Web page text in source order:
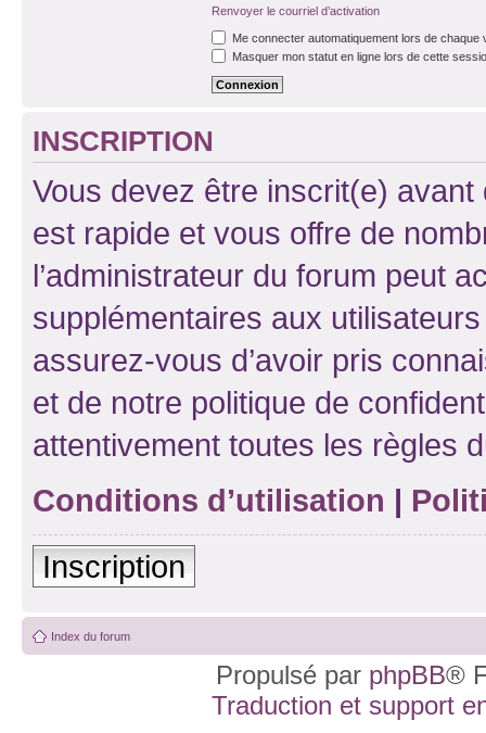
Renvoyer le courriel d’activation
Me connecter automatiquement lors de chaque
Masquer mon statut en ligne lors de cette
INSCRIPTION
Vous devez être inscrit(e) avant
est rapide et vous offre de
l’administrateur du forum peut
supplémentaires aux
assurez-vous d’avoir pris
et de notre politique de
attentivement toutes les règles
Conditions d’utilisation |
Inscription
Index du forum
Propulsé par phpBB®
Traduction et support